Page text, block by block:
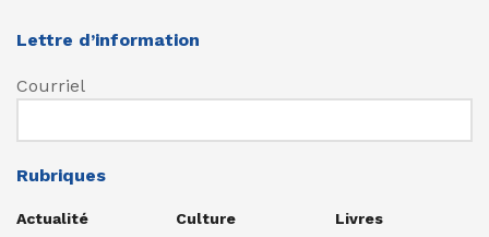
Lettre d’information
Courriel
Rubriques
Actualité
Culture
Livres